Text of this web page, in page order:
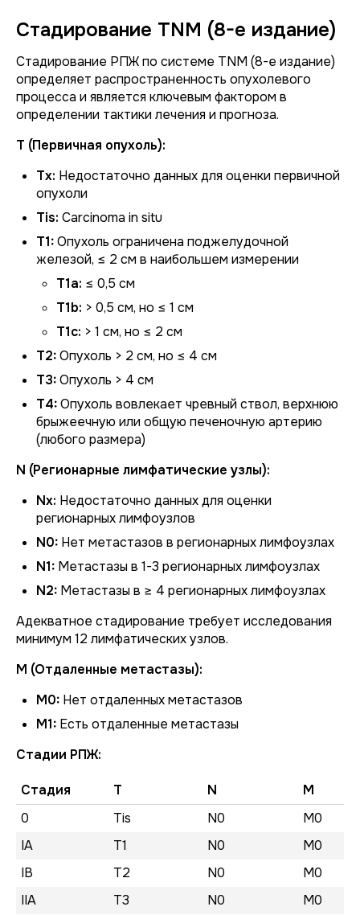
Стадирование TNM (8-е издание)
Стадирование РПЖ по системе TNM (8-е издание)
определяет распространенность опухолевого
процесса и является ключевым фактором в
определении тактики лечения и прогноза.
T (Первичная опухоль):
Tx: Недостаточно данных для оценки первичной
опухоли
Tis: Carcinoma in situ
T1:Опухоль ограничена поджелудочной
железой, ≤ 2 см в наибольшем измерении
T1a: ≤ 0,5 см
T1b: > 0,5 см, но ≤ 1 см
T1c: > 1 см, но ≤ 2 см
T2:Опухоль > 2 см, но ≤ 4 см
T3:Опухоль > 4 см
T4:Опухоль вовлекает чревный ствол, верхнюю
брыжеечную или общую печеночную артерию
(любого размера)
N (Регионарные лимфатические узлы):
Nx: Недостаточно данных для оценки
регионарных лимфоузлов
N0: Нет метастазов в регионарных лимфоузлах
N1: Метастазы в 1-3 регионарных лимфоузлах
N2: Метастазы в ≥ 4 регионарных лимфоузлах
Адекватное стадирование требует исследования
минимум 12 лимфатических узлов.
M (Отдаленные метастазы):
M0: Нет отдаленных метастазов
M1: Есть отдаленные метастазы
Стадии РПЖ:
Стадия T N
M
0
Tis N0
M0
IA
T1 N0
M0
IB
T2 N0
M0
IIA
T3 N0
M0